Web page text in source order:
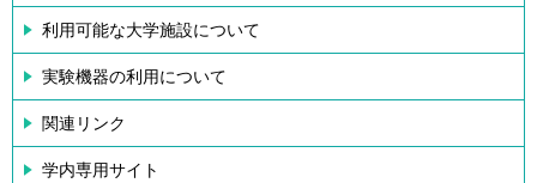
利用可能な大学施設について
実験機器の利用について
関連リンク
学内専用サイト